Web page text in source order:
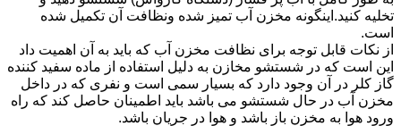
تخلیه کنید.اینگونه مخزن آب تمیز شده ونظافت آن تکمیل شده
است.
از نکات قابل توجه برای نظافت مخزن آب که باید به آن اهمیت داد
این است که در شستشو مخازن به دلیل استفاده از ماده سفید کننده
گاز کلر در آن وجود دارد که بسیار سمی است و نفری که در داخل
مخزن آب در حال شستشو می باشد باید اطمینان حاصل کند که راه
ورود هوا به مخزن باز باشد و هوا در جریان باشد.